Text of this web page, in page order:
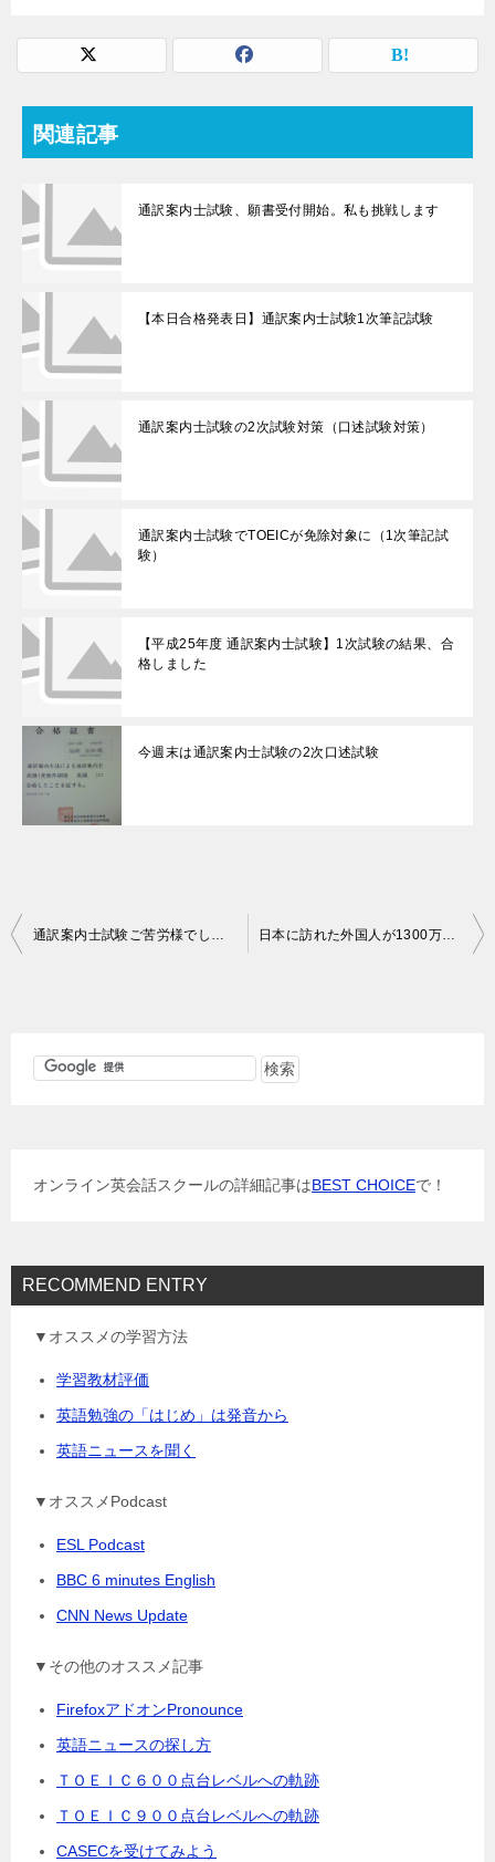
関連記事
通訳案内士試験、願書受付開始。私も挑戦します
【本日合格発表日】通訳案内士試験1次筆記試験
通訳案内士試験の2次試験対策（口述試験対策）
通訳案内士試験でTOEICが免除対象に（1次筆記試
験）
【平成25年度 通訳案内士試験】1次試験の結果、合
格しました
今週末は通訳案内士試験の2次口述試験
投
オンライン英会話スクールの詳細記事はBEST CHOICEで！
RECOMMEND ENTRY
▼オススメの学習方法
学習教材評価
英語勉強の「はじめ」は発音から
英語ニュースを聞く
▼オススメPodcast
ESL Podcast
BBC 6 minutes English
CNN News Update
▼その他のオススメ記事
FirefoxアドオンPronounce
英語ニュースの探し方
ＴＯＥＩＣ６００点台レベルへの軌跡
ＴＯＥＩＣ９００点台レベルへの軌跡
CASECを受けてみよう